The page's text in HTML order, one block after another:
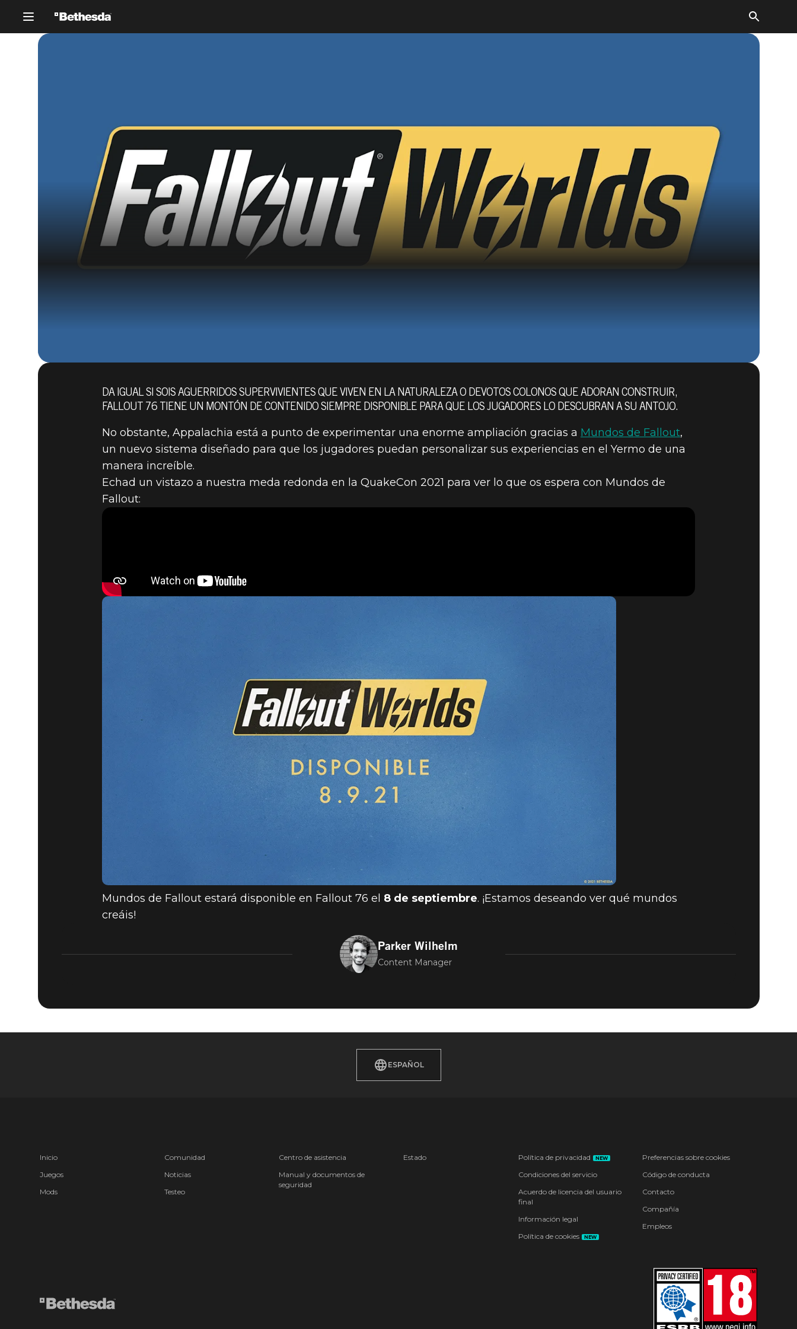
Fallout 76 (PC)
Fallout 76 19 de agosto de 2021
¡MUNDOS DE FALLOUT LLEGA A
Y MUCHO MÁS EN EL REPASO A LA
DA IGUAL SI SOIS AGUERRIDOS SUPERVIVIENTES QUE VIVEN EN LA NATURALEZA O DEVOTOS COLONOS QUE ADORAN CONSTRUIR,
FALLOUT 76 TIENE UN MONTÓN DE CONTENIDO SIEMPRE DISPONIBLE PARA QUE LOS JUGADORES LO DESCUBRAN A SU ANTOJO.
No obstante, Appalachia está a punto de experimentar una enorme ampliación gracias a Mundos de Fallout,
un nuevo sistema diseñado para que los jugadores puedan personalizar sus experiencias en el Yermo de una
manera increíble.
Echad un vistazo a nuestra meda redonda en la QuakeCon 2021 para ver lo que os espera con Mundos de
Fallout:
Mundos de Fallout estará disponible en Fallout 76 el 8 de septiembre. ¡Estamos deseando ver qué mundos
creáis!
Parker Wilhelm
Content Manager
ESPAÑOL
Inicio
Juegos
Mods
Comunidad
Noticias
Testeo
Centro de asistencia
Manual y documentos de
seguridad
Estado Política de privacidad NEW
Condiciones del servicio
Acuerdo de licencia del usuario
final
Información legal
Política de cookies
NEW
Preferencias sobre cookies
Código de conducta
Contacto
Compañía
Empleos